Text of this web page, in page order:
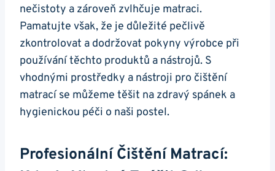
nečistoty a zároveň zvlhčuje matraci.
Pamatujte však, že je důležité pečlivě
zkontrolovat a dodržovat pokyny výrobce při
používání těchto produktů a nástrojů. S
vhodnými prostředky a nástroji pro čištění
matrací se můžeme těšit na zdravý spánek a
hygienickou péči o naši postel.
Profesionální Čištění Matrací: